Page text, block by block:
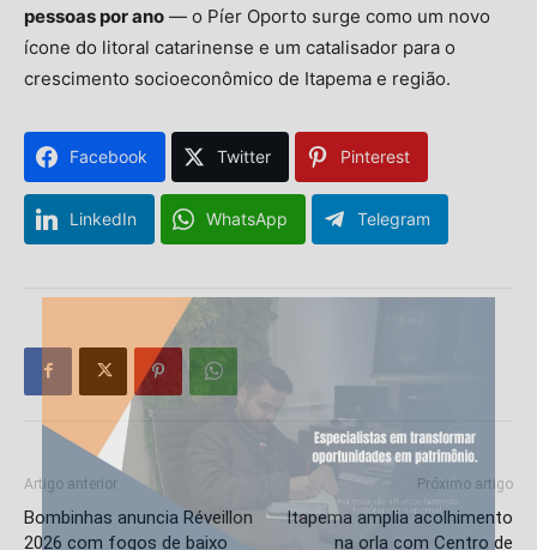
pessoas por ano — o Píer Oporto surge como um novo
ícone do litoral catarinense e um catalisador para o
crescimento socioeconômico de Itapema e região.
Facebook Twitter Pinterest
LinkedIn WhatsApp Telegram
Artigo anterior
Bombinhas anuncia Réveillon
2026 com fogos de baixo
Próximo artigo
Itapema amplia acolhimento
na orla com Centro de